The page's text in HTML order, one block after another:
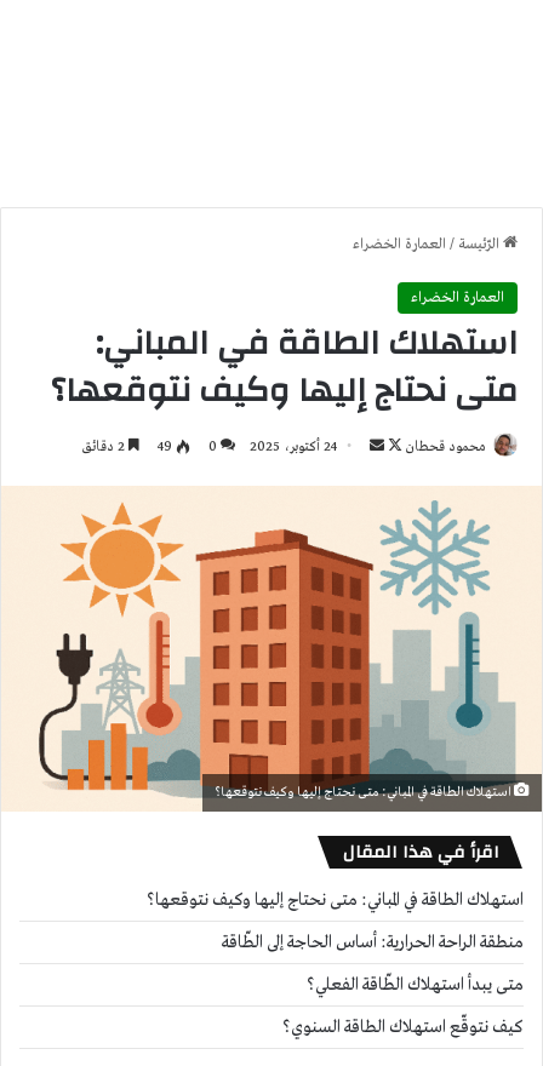
الرّئيسة / العمارة الخضراء
العمارة الخضراء
استهلاك الطاقة في المباني:
متى نحتاج إليها وكيف نتوقعها؟
محمود قحطان
تابعأرسل
24 أكتوبر، 2025 0
49
استهلاك الطاقة في المباني: متى نحتاج إليها وكيف نتوقعها؟
اقرأ في هذا المقال
استهلاك الطاقة في المباني: متى نحتاج إليها وكيف نتوقعها؟
منطقة الراحة الحرارية: أساس الحاجة إلى الطّاقة
متى يبدأ استهلاك الطّاقة الفعلي؟
كيف نتوقّع استهلاك الطاقة السنوي؟